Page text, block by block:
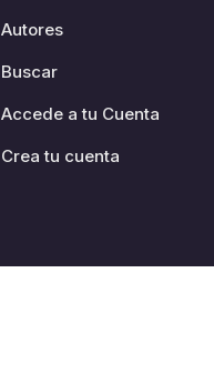
Autores
Buscar
Accede a tu Cuenta
Crea tu cuenta